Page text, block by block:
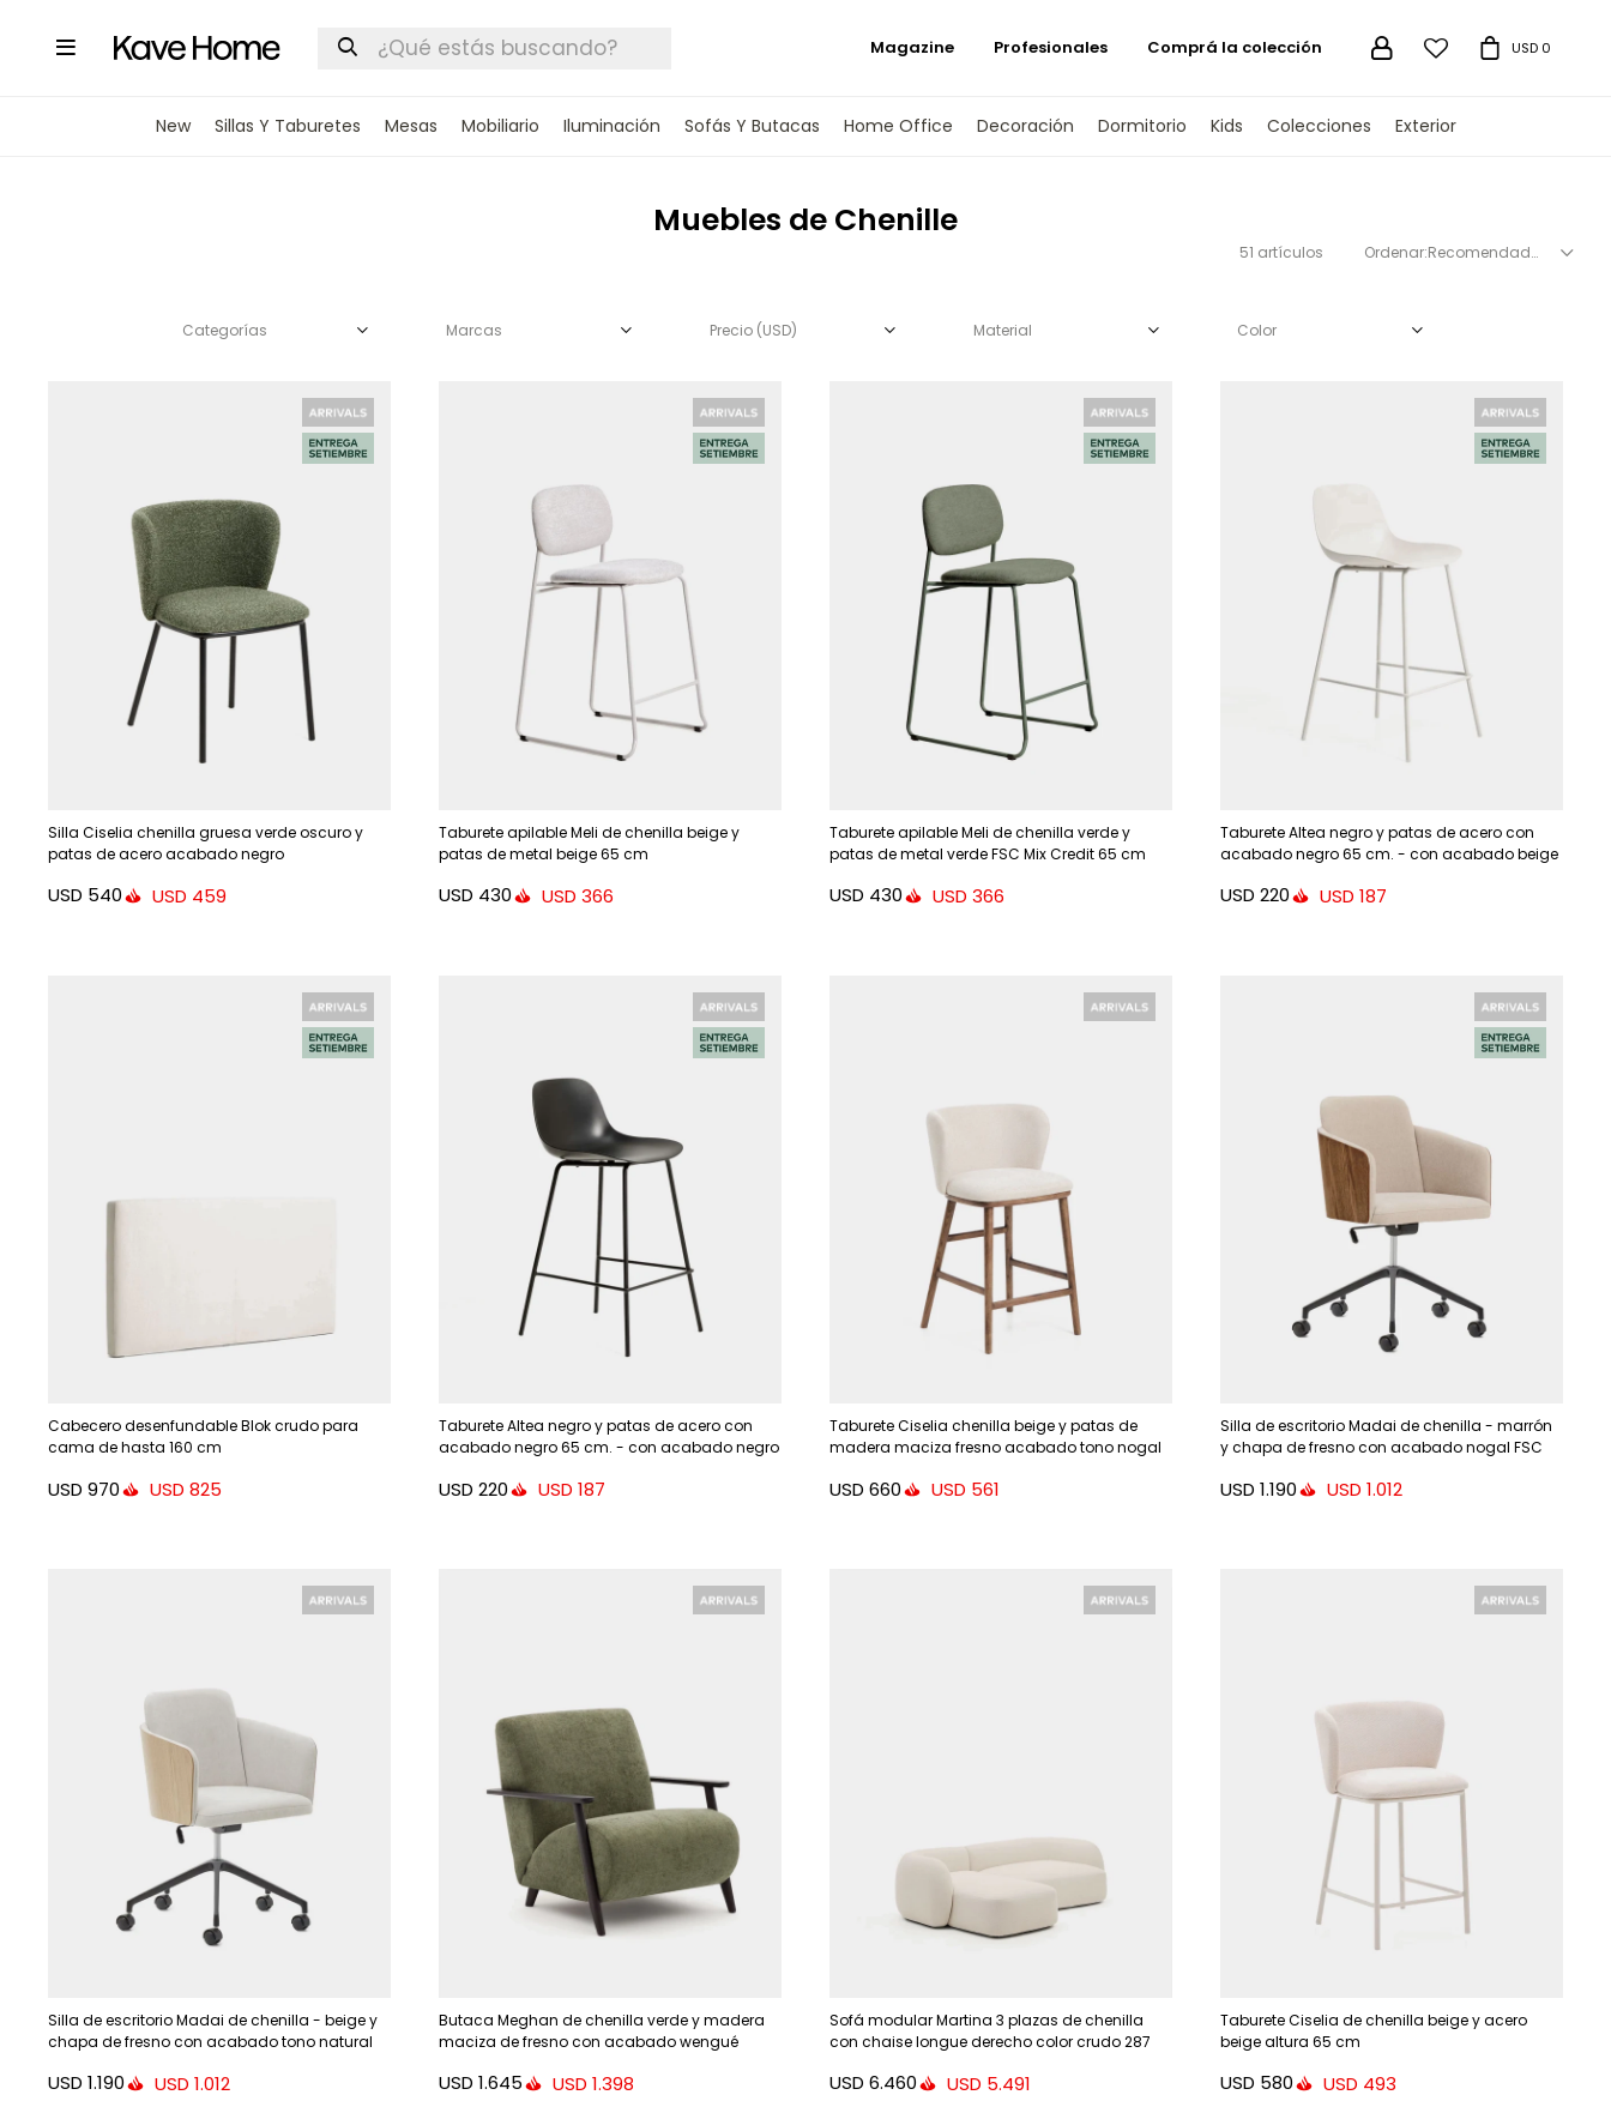

New Sillas Y Taburetes Mesas Mobiliario Iluminación Sofás Y Butacas Home Office Decoración Dormitorio Kids Colecciones Exterior
 USD 0
Magazine Profesionales Comprá la colección
Muebles de Chenille
51 artículos Recomendados
Silla Ciselia chenilla gruesa verde oscuro y
patas de acero acabado negro
USD 540 USD 459
Taburete apilable Meli de chenilla beige y
patas de metal beige 65 cm
USD 430 USD 366
Taburete apilable Meli de chenilla verde y
patas de metal verde FSC Mix Credit 65 cm
USD 430 USD 366
Taburete Altea negro y patas de acero con
acabado negro 65 cm. - con acabado beige
USD 220 USD 187
Cabecero desenfundable Blok crudo para
cama de hasta 160 cm
USD 970 USD 825
Taburete Altea negro y patas de acero con
acabado negro 65 cm. - con acabado negro
USD 220 USD 187
Taburete Ciselia chenilla beige y patas de
madera maciza fresno acabado tono nogal
USD 660 USD 561
Silla de escritorio Madai de chenilla - marrón
y chapa de fresno con acabado nogal FSC
USD 1.190 USD 1.012
Silla de escritorio Madai de chenilla - beige y
chapa de fresno con acabado tono natural
USD 1.190 USD 1.012
Butaca Meghan de chenilla verde y madera
maciza de fresno con acabado wengué
USD 1.645 USD 1.398
Sofá modular Martina 3 plazas de chenilla
con chaise longue derecho color crudo 287
USD 6.460 USD 5.491
Taburete Ciselia de chenilla beige y acero
beige altura 65 cm
USD 580 USD 493
Categorías Marcas Precio (USD) Material Color